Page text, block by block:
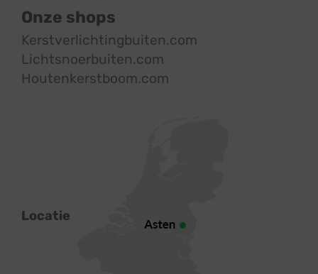
Onze shops
Kerstverlichtingbuiten.com
Lichtsnoerbuiten.com
Houtenkerstboom.com
Locatie